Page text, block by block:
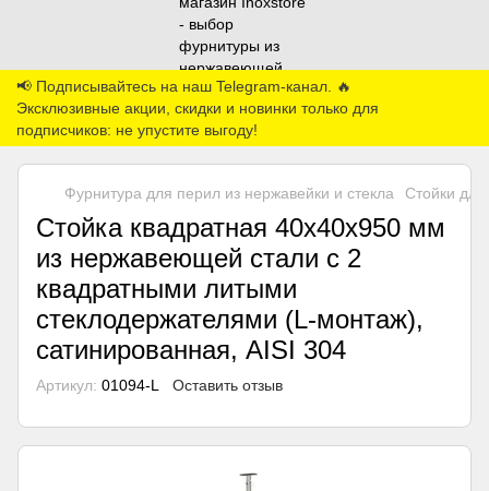
📢 Подписывайтесь на наш Telegram-канал. 🔥
Эксклюзивные акции, скидки и новинки только для
подписчиков: не упустите выгоду!
Фурнитура для перил из нержавейки и стекла Стойки
Стойка квадратная 40х40х950 мм
из нержавеющей стали с 2
квадратными литыми
стеклодержателями (L-монтаж),
сатинированная, AISI 304
Артикул: 01094-L Оставить отзыв